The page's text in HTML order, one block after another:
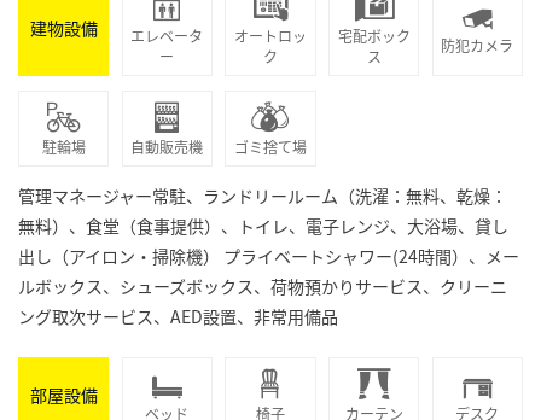
建物設備
エレベータ
ー
オートロッ
ク
宅配ボック
ス
防犯カメラ
駐輪場 自動販売機 ゴミ捨て場
管理マネージャー常駐、ランドリールーム（洗濯：無料、乾燥：
無料）、食堂（食事提供）、トイレ、電子レンジ、大浴場、貸し
出し（アイロン・掃除機） プライベートシャワー(24時間）、メー
ルボックス、シューズボックス、荷物預かりサービス、クリーニ
ング取次サービス、AED設置、非常用備品
部屋設備
ベッド 椅子 カーテン デスク